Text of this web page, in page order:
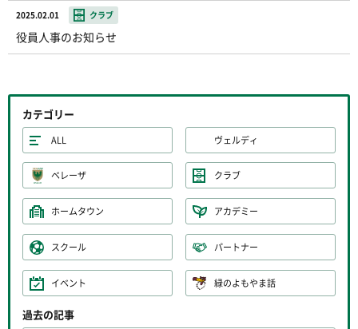
2025.02.01 クラブ
役員人事のお知らせ
カテゴリー
ALL ヴェルディ
ベレーザ クラブ
ホームタウン アカデミー
スクール パートナー
イベント 緑のよもやま話
過去の記事